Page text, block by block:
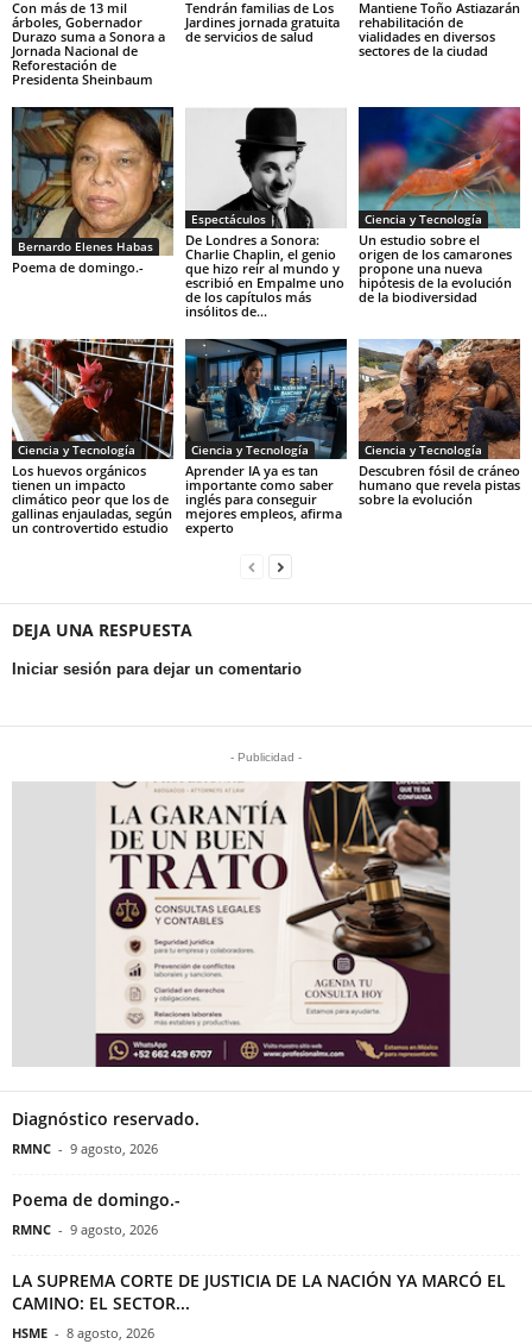
Con más de 13 mil
árboles, Gobernador
Durazo suma a Sonora a
Jornada Nacional de
Reforestación de
Presidenta Sheinbaum
Tendrán familias de Los
Jardines jornada gratuita
de servicios de salud
Mantiene Toño Astiazarán
rehabilitación de
vialidades en diversos
sectores de la ciudad
Bernardo Elenes Habas
Poema de domingo.-
Espectáculos
De Londres a Sonora:
Charlie Chaplin, el genio
que hizo reír al mundo y
escribió en Empalme uno
de los capítulos más
insólitos de...
Ciencia y Tecnología
Un estudio sobre el
origen de los camarones
propone una nueva
hipótesis de la evolución
de la biodiversidad
Ciencia y Tecnología
Los huevos orgánicos
tienen un impacto
climático peor que los de
gallinas enjauladas, según
un controvertido estudio
Ciencia y Tecnología
Aprender IA ya es tan
importante como saber
inglés para conseguir
mejores empleos, afirma
experto
Ciencia y Tecnología
Descubren fósil de cráneo
humano que revela pistas
sobre la evolución
DEJA UNA RESPUESTA
Iniciar sesión para dejar un comentario
- Publicidad -
Diagnóstico reservado.
RMNC - 9 agosto, 2026
Poema de domingo.-
RMNC - 9 agosto, 2026
LA SUPREMA CORTE DE JUSTICIA DE LA NACIÓN YA MARCÓ EL
CAMINO: EL SECTOR...
HSME - 8 agosto, 2026